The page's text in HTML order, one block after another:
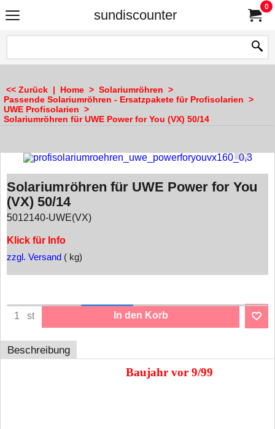
sundiscounter
0
<< Zurück | Home > Solariumröhren >
Passende Solariumröhren - Ersatzpakete für Profisolarien >
UWE Profisolarien >
Solariumröhren für UWE Power for You (VX) 50/14
Solariumröhren für UWE Power for You
(VX) 50/14
5012140-UWE(VX)
Klick für Info
zzgl. Versand kg
st In den Korb
Beschreibung
Baujahr vor 9/99